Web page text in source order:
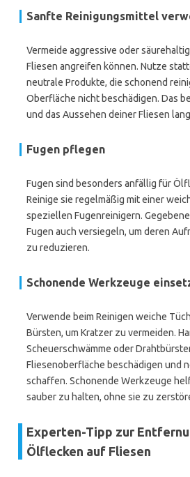
Sanfte Reinigungsmittel
Vermeide aggressive oder
Fliesen angreifen können. Nutze
neutrale Produkte, die schonend
Oberfläche nicht beschädigen. Das
und das Aussehen deiner Fliesen
Fugen pflegen
Fugen sind besonders anfällig für
Reinige sie regelmäßig mit einer
speziellen Fugenreinigern.
Fugen auch versiegeln, um deren
zu reduzieren.
Schonende Werkzeuge
Verwende beim Reinigen weiche
Bürsten, um Kratzer zu vermeiden.
Scheuerschwämme oder
Fliesenoberfläche beschädigen und
schaffen. Schonende Werkzeuge
sauber zu halten, ohne sie zu
Experten-Tipp zur
Ölflecken auf Fliesen